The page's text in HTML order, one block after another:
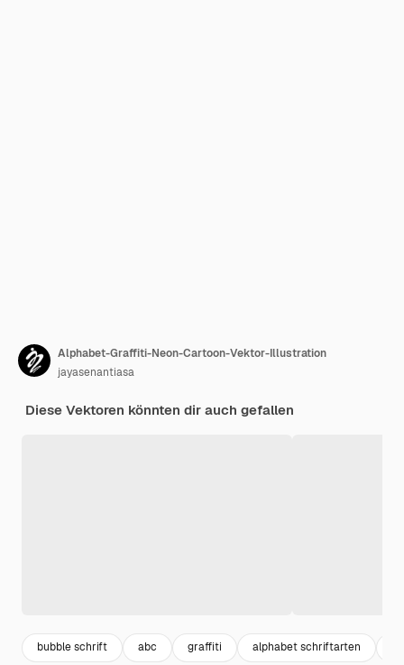
Alphabet-Graffiti-Neon-Cartoon-Vektor-Illustration
jayasenantiasa
Diese Vektoren könnten dir auch gefallen
bubble schrift abc graffiti alphabet schriftarten